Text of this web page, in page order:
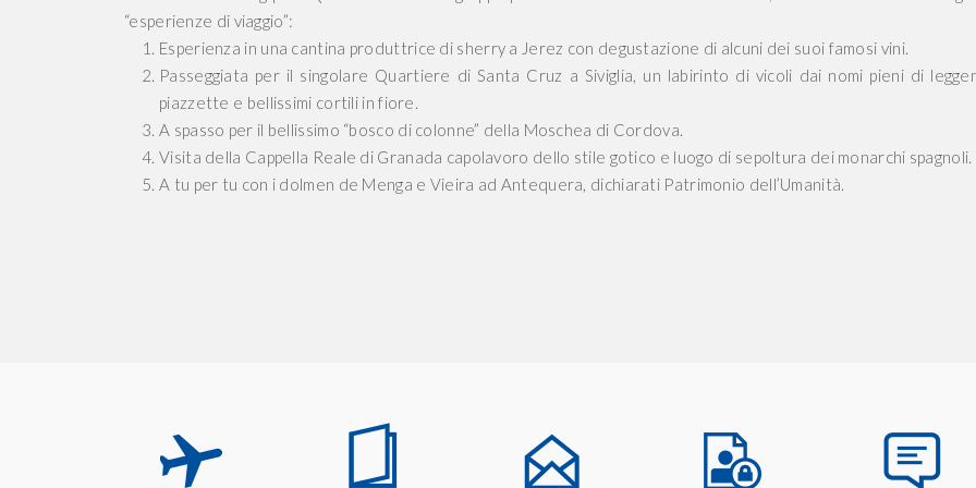
“esperienze di viaggio”:
Esperienza in una cantina produttrice di sherry a Jerez con degustazione di alcuni dei suoi famosi vini.
Passeggiata per il singolare Quartiere di Santa Cruz a Siviglia, un labirinto di vicoli dai nomi pieni di
piazzette e bellissimi cortili in fiore.
A spasso per il bellissimo “bosco di colonne” della Moschea di Cordova.
Visita della Cappella Reale di Granada capolavoro dello stile gotico e luogo di sepoltura dei monarchi spagnoli.
A tu per tu con i dolmen de Menga e Vieira ad Antequera, dichiarati Patrimonio dell’Umanità.